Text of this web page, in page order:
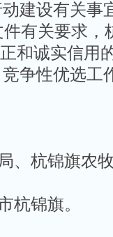
建设有关事
有关要求，
和诚实信用
争性优选工
、杭锦旗农
杭锦旗。